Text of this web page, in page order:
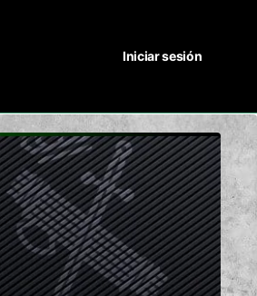
Iniciar sesión